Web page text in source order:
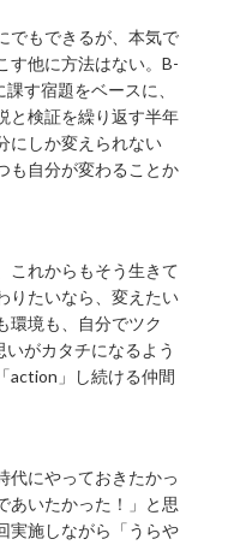
でもできるが、本気で
す他に方法はない。B-
す宿題をベースに、
と検証を繰り返す半年
にしか変えられない
も自分が変わることか
これからもそう生きて
りたいなら、変えたい
環境も、自分でツク
がカタチになるよう
action」し続ける仲間
代にやっておきたかっ
あいたかった！」と思
実施しながら「うらや